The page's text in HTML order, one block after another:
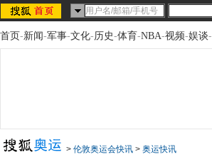
首页-新闻-军事-文化-历史-体育-NBA-视频-娱谈-
> 伦敦奥运会快讯 > 奥运快讯